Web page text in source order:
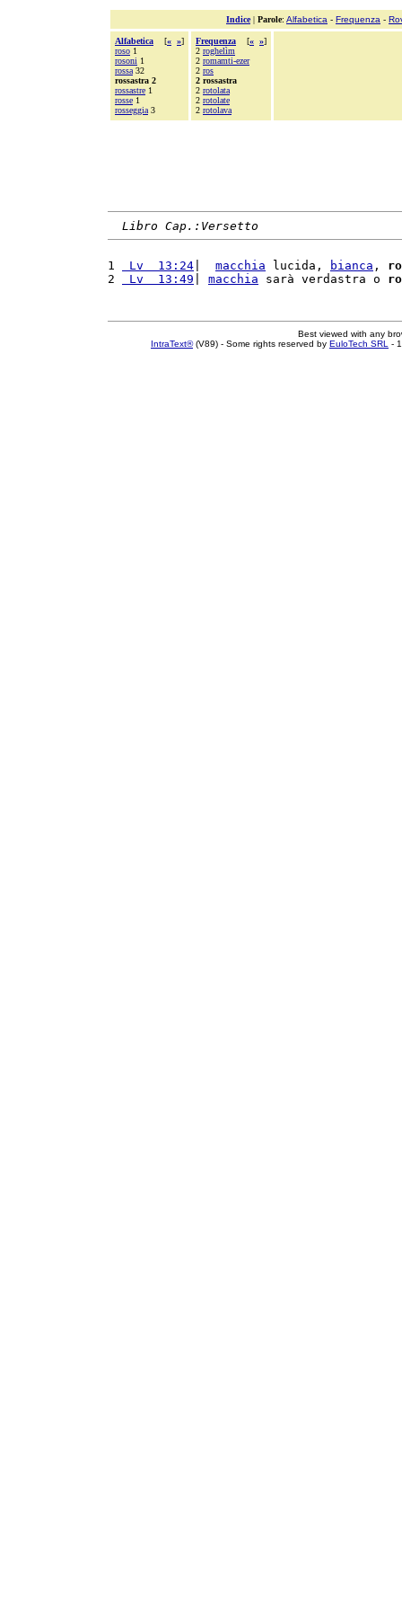
Indice| Parole: Alfabetica - Frequenza -
Alfabetica [« »]
roso 1
rosoni 1
rossa 32
rossastra 2
rossastre 1
rosse 1
rosseggia 3
Frequenza [« »]
2 roghelìm
2 romamti-ezer
2 ros
2 rossastra
2 rotolata
2 rotolate
2 rotolava
Libro Cap.:Versetto
1 Lv  13:24 macchia lucida, bianca ,
2
Lv  13:49 macchia sarà verdastra o
Best viewed with any
IntraText®(V89) - Some rights reserved by EuloTech SRL -